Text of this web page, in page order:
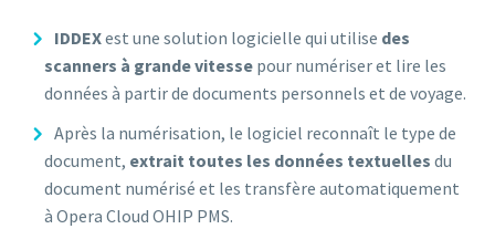
IDDEXest une solution logicielle qui utilise des
scanners à grande vitesse pour numériser et lire les
données à partir de documents personnels et de voyage.
Après la numérisation, le logiciel reconnaît le type de
document, extrait toutes les données textuelles du
document numérisé et les transfère automatiquement
à Opera Cloud OHIP PMS.